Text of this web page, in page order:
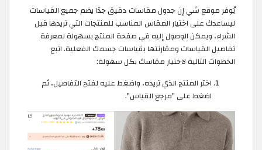
يُوفر موقع شي إن جدول مقاسات دقيق جدًا يضم جميع القياسات
ليساعدك على اختيار المقاس المناسب للمنتجات التي تريدها قبل
الشراء، ويمكن الوصول إليه في صفحة المنتج بسهولة لمعرفة
تفاصيل القياسات ومقارنتها بقياسات جسمك الفعلية. اتبع
الخطوات التالية لاختيار مقاسك بكل سهولة:
اختر المنتج الذي تريده، واضغط عليه لفتح التفاصيل، ثم
اضغط على "مرجع القياس".